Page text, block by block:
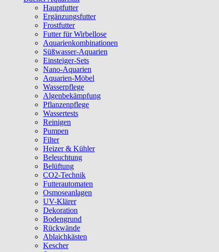
Hauptfutter
Ergänzungsfutter
Frostfutter
Futter für Wirbellose
Aquarienkombinationen
Süßwasser-Aquarien
Einsteiger-Sets
Nano-Aquarien
Aquarien-Möbel
Wasserpflege
Algenbekämpfung
Pflanzenpflege
Wassertests
Reinigen
Pumpen
Filter
Heizer & Kühler
Beleuchtung
Belüftung
CO2-Technik
Futterautomaten
Osmoseanlagen
UV-Klärer
Dekoration
Bodengrund
Rückwände
Ablaichkästen
Kescher